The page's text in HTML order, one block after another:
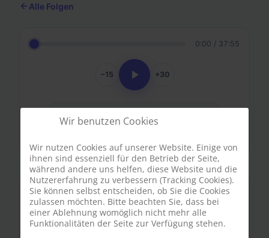
Alle Folgen
0:00 / 37:55
−15 +30
Shownotes
In dieser Folge wird’s emotional: Timo trauert
Wir benutzen Cookies
Wir nutzen Cookies auf unserer Website. Einige von
ihnen sind essenziell für den Betrieb der Seite,
während andere uns helfen, diese Website und die
Nutzererfahrung zu verbessern (Tracking Cookies).
Sie können selbst entscheiden, ob Sie die Cookies
zulassen möchten. Bitte beachten Sie, dass bei
einer Ablehnung womöglich nicht mehr alle
Funktionalitäten der Seite zur Verfügung stehen.